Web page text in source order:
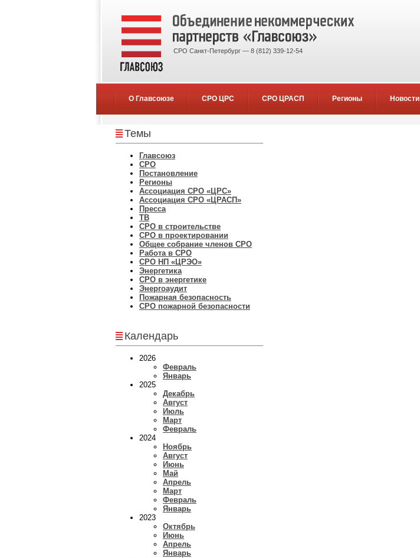
СРО Санкт-Петербург — 8 (812) 339-12-54
О Главсоюзе СРО ЦРС СРО ЦРАСП Регионы Новости
Темы
Главсоюз
СРО
Постановление
Регионы
Ассоциация СРО «ЦРС»
Ассоциация СРО «ЦРАСП»
Пресса
ТВ
СРО в строительстве
СРО в проектировании
Общее собрание членов СРО
Работа в СРО
СРО НП «ЦРЭО»
Энергетика
СРО в энергетике
Энергоаудит
Пожарная безопасность
СРО пожарной безопасности
Календарь
2026
Февраль
Январь
2025
Декабрь
Август
Июль
Март
Февраль
2024
Ноябрь
Август
Июнь
Май
Апрель
Март
Февраль
Январь
2023
Октябрь
Июнь
Апрель
Январь